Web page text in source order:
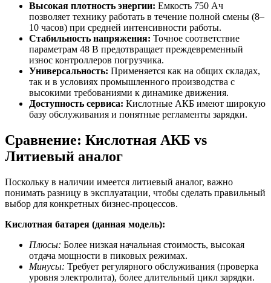
Высокая плотность энергии: Емкость 750 Ач
позволяет технику работать в течение полной смены (8–
10 часов) при средней интенсивности работы.
Стабильность напряжения: Точное соответствие
параметрам 48 В предотвращает преждевременный
износ контроллеров погрузчика.
Универсальность: Применяется как на общих складах,
так и в условиях промышленного производства с
высокими требованиями к динамике движения.
Доступность сервиса: Кислотные АКБ имеют широкую
базу обслуживания и понятные регламенты зарядки.
Сравнение: Кислотная АКБ vs
Литиевый аналог
Поскольку в наличии имеется литиевый аналог, важно
понимать разницу в эксплуатации, чтобы сделать правильный
выбор для конкретных бизнес-процессов.
Кислотная батарея (данная модель):
Плюсы: Более низкая начальная стоимость, высокая
отдача мощности в пиковых режимах.
Минусы: Требует регулярного обслуживания (проверка
уровня электролита), более длительный цикл зарядки.